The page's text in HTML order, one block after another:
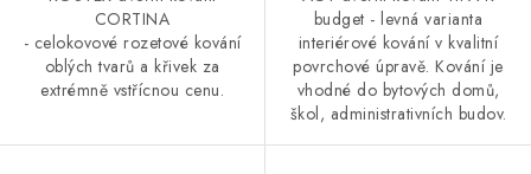
CORTINA
- celokovové rozetové kování
oblých tvarů a křivek za
extrémně vstřícnou cenu.
budget - levná varianta
interiérové kování v kvalitní
povrchové úpravě. Kování je
vhodné do bytových domů,
škol, administrativních budov.